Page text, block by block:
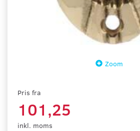
Zoom
Pris fra
101,25
inkl. moms